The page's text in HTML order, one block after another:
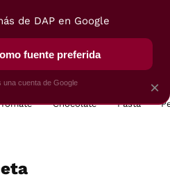
VEGUI
Tomate Chocolate Pasta
×
de DAP en Google
fuente preferida
una cuenta de Google